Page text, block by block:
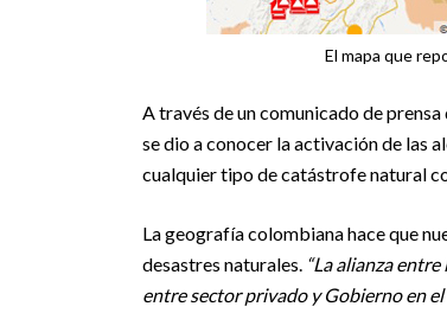
El mapa que
A través de un comunicado de prensa
se dio a conocer la activación de las
cualquier tipo de catástrofe natural
La geografía colombiana hace que
desastres naturales. “La alianza
entre sector privado y Gobierno en